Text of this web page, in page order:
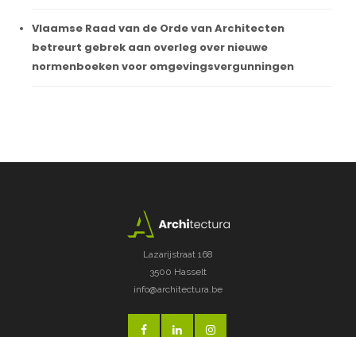
Vlaamse Raad van de Orde van Architecten
betreurt gebrek aan overleg over nieuwe
normenboeken voor omgevingsvergunningen
Lazarijstraat 168
3500 Hasselt
info@architectura.be